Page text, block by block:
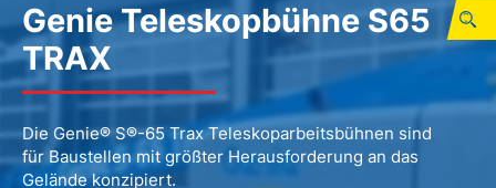
Genie Teleskopbühne S65
TRAX
Die Genie® S®-65 Trax Teleskoparbeitsbühnen sind
für Baustellen mit größter Herausforderung an das
Gelände konzipiert.